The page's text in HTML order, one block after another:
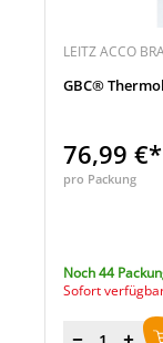
LEITZ ACCO
GBC®
76,99 €*
pro Packung
Noch 44
Sofort